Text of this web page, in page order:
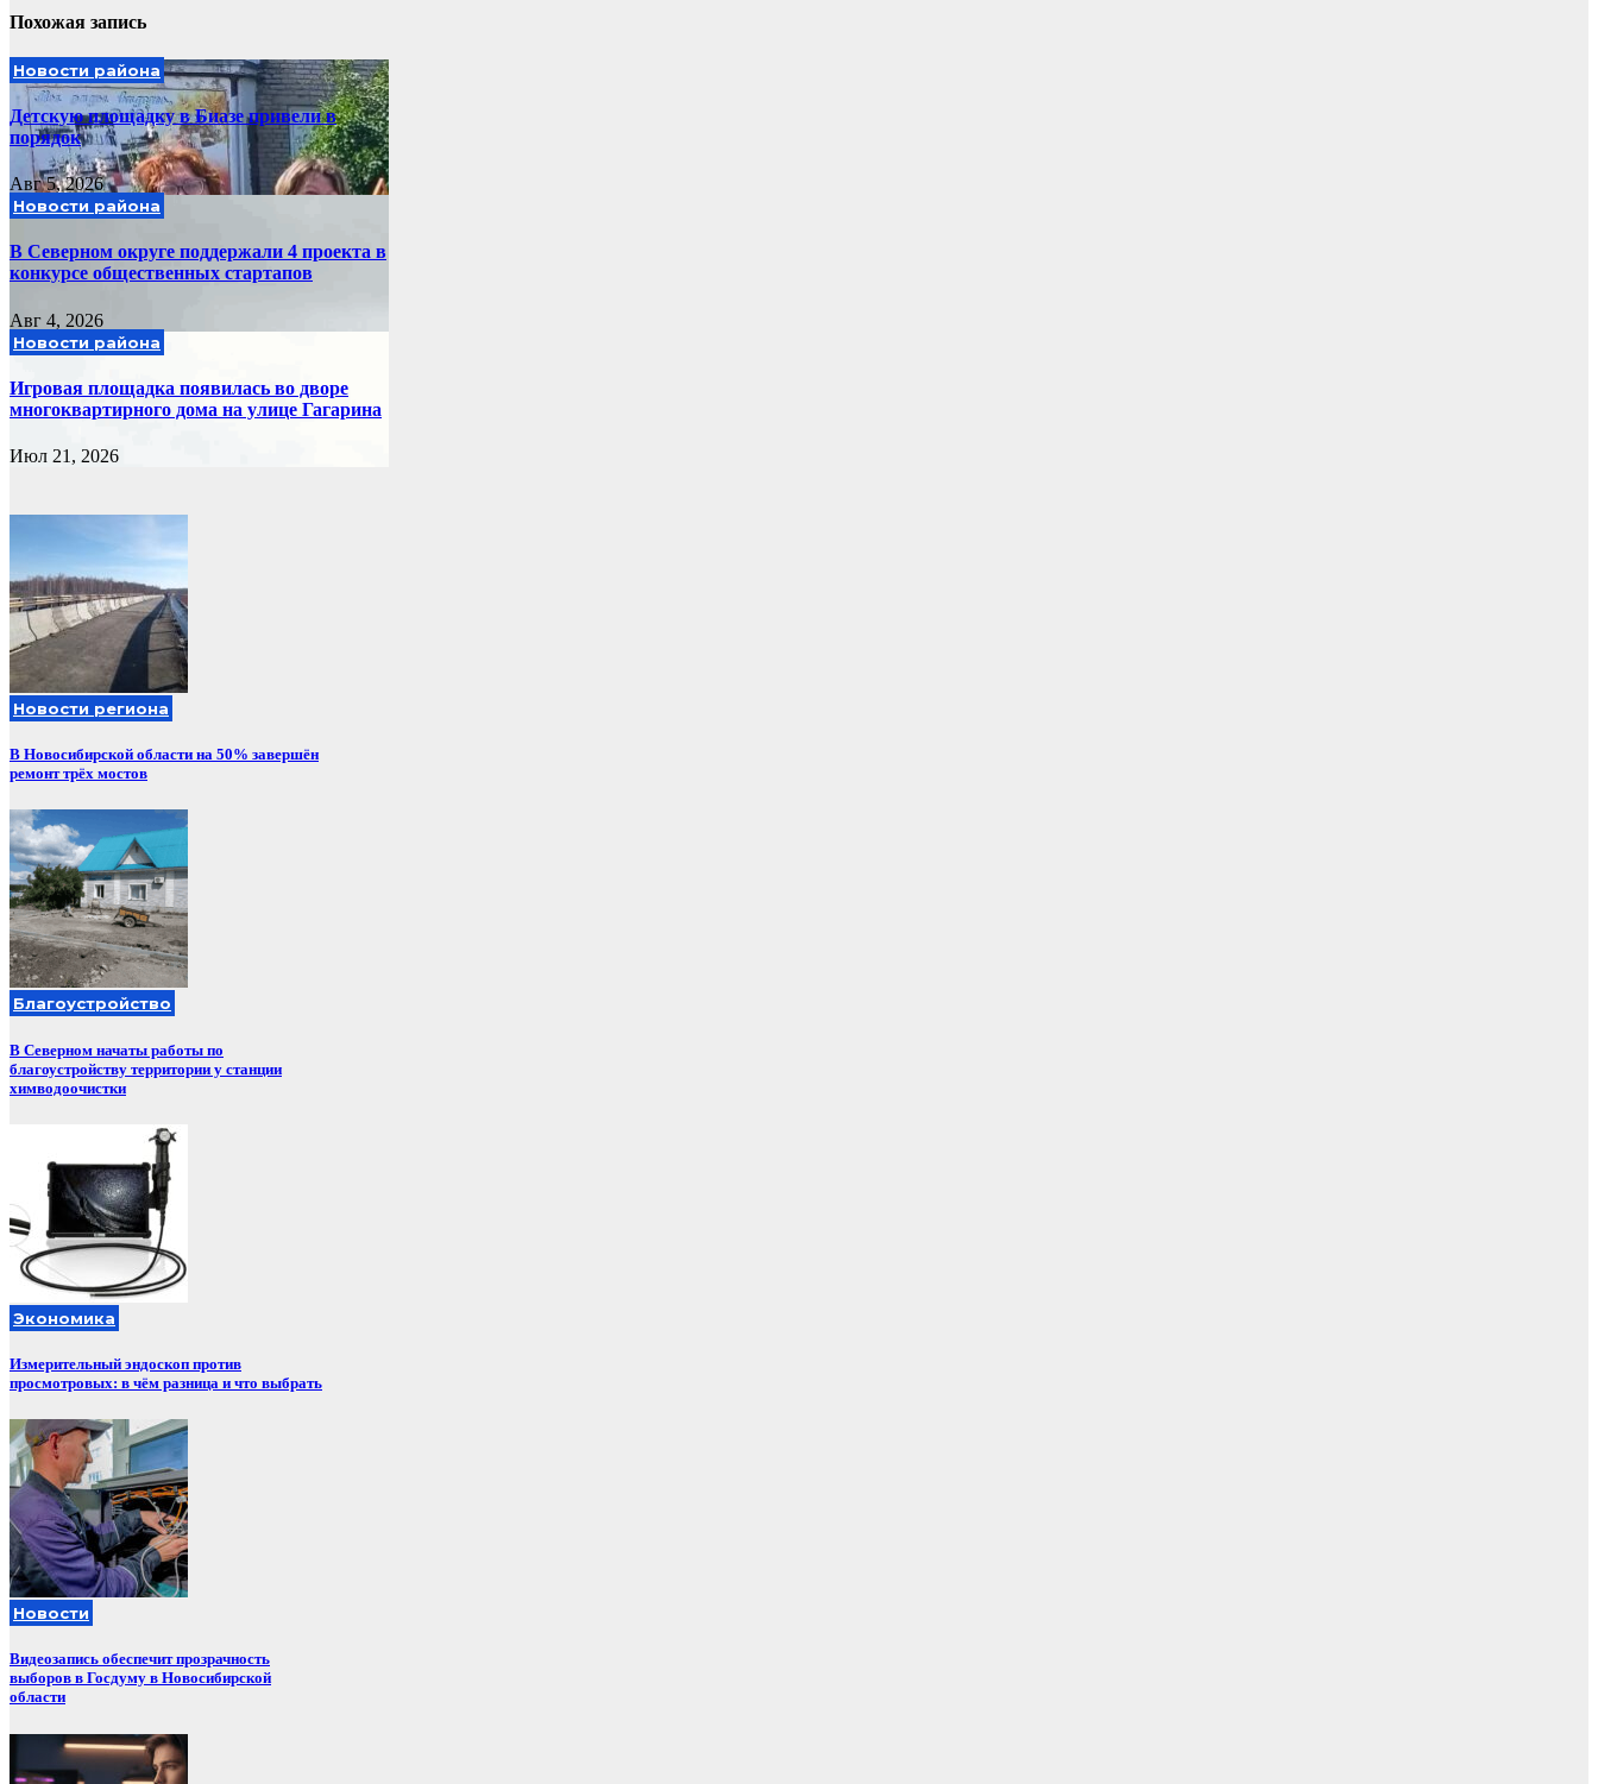
Похожая запись
Новости района
Детскую площадку в Биазе привели в
порядок
Авг 5, 2026
Новости района
В Северном округе поддержали 4 проекта в
конкурсе общественных стартапов
Авг 4, 2026
Новости района
Игровая площадка появилась во дворе
многоквартирного дома на улице Гагарина
Июл 21, 2026
Новости региона
В Новосибирской области на 50% завершён
ремонт трёх мостов
Благоустройство
В Северном начаты работы по
благоустройству территории у станции
химводоочистки
Экономика
Измерительный эндоскоп против
просмотровых: в чём разница и что выбрать
Новости
Видеозапись обеспечит прозрачность
выборов в Госдуму в Новосибирской
области